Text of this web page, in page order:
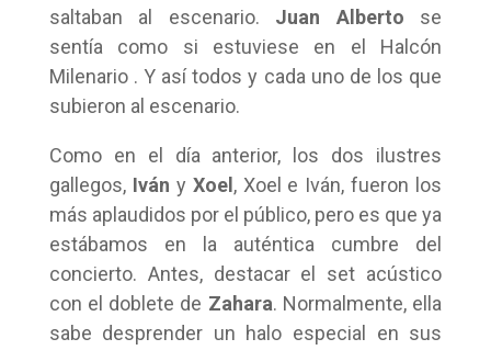
saltaban al escenario. Juan Alberto se
sentía como si estuviese en el Halcón
Milenario . Y así todos y cada uno de los que
subieron al escenario.
Como en el día anterior, los dos ilustres
gallegos, Iván y Xoel , Xoel e Iván, fueron los
más aplaudidos por el público, pero es que ya
estábamos en la auténtica cumbre del
concierto. Antes, destacar el set acústico
con el doblete de Zahara. Normalmente, ella
sabe desprender un halo especial en sus